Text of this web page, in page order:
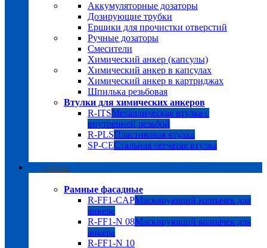
Аккумуляторные дозаторы
Дозирующие трубки
Ершики для прочистки отверстий
Ручные дозаторы
Смесители
Химический анкер (капсулы)
Химический анкер в капсулах
Химический анкер в картриджах
Шпилька резьбовая
Втулки для химических анкеров
R-ITSМеталлическая втулка с
внутренней резьбой
R-PLSПластиковая втулка
SP-CEСтальная сетчатая втулка
Дюбели
Рамные фасадные
R-FF1-CAPМаскирующий колпачек для
анкера
R-FF1-N 08Маскирующий колпачек для
анкера
R-FF1-N 10